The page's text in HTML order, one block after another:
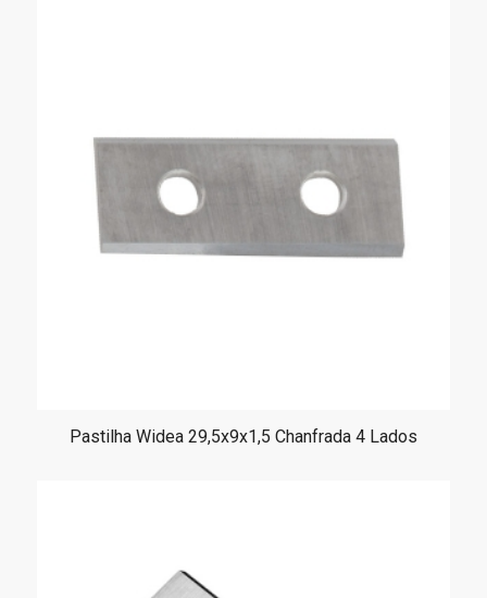
Pastilha Widea 29,5x9x1,5 Chanfrada 4 Lados